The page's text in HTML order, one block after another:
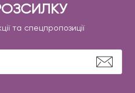
та спецпропозиції